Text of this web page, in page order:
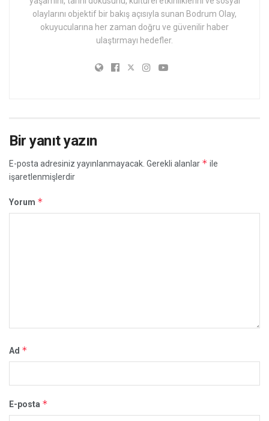
olaylarını objektif bir bakış açısıyla sunan Bodrum Olay,
okuyucularına her zaman doğru ve güvenilir haber
ulaştırmayı hedefler.
Bir yanıt yazın
E-posta adresiniz yayınlanmayacak. Gerekli alanlar * ile
işaretlenmişlerdir
Yorum *
Ad *
E-posta *